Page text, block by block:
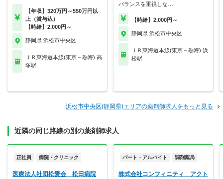
【年収】320万円～550万円以
上（賞与込）
【時給】2,000円～
静岡県 浜松市中央区
ＪＲ東海道本線(東京－熱海) 高
塚駅
バランスを重視しな…
【時給】2,000円～
静岡県 浜松市中央区
ＪＲ東海道本線(東京－熱海) 浜
松駅
浜松市中央区(静岡県)エリアの薬剤師求人をもっと見る
近隣の同じ路線の別の薬剤師求人
正社員 病院・クリニック
医療法人社団松愛会 松田病院
パート・アルバイト 調剤薬局
株式会社コンフィニティ アクト